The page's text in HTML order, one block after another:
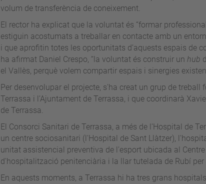
volum de transferència de coneixement.
El rector ha explicat que la voluntat és “formar
estiguin acostumats a treballar en contacte amb un
i que aprofitin totes les oportunitats d’aquests espais de
ha afirmat Daniel Crespo, “la voluntat és construir un hub
el Vallès, perquè volem compartir espais i sinergies
Per desenvolupar el projecte, s'ha creat un grup de treball
Terrassa i l’Ajuntament de Terrassa, i que coordinarà
de Terrassa.
El Consorci Sanitari de Terrassa, a més de l’Hospital de
un centre sociosanitari (l'Hospital de Sant Llàtzer),
unitat assistencial preventiva de l'esport ubicada al
d'hospitalització penitenciària i la llar tutelada de Rubí
En aquests moments, a Terrassa hi ha tres grans